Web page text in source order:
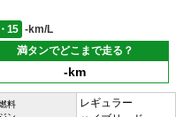
15
-km/L
満タンでどこまで走る？
-km
料
レギュラー